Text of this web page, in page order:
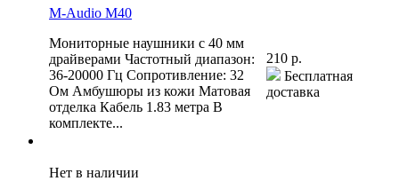
M-Audio M40
Мониторные наушники с 40 мм
драйверами Частотный диапазон:
36-20000 Гц Сопротивление: 32
Ом Амбушюры из кожи Матовая
отделка Кабель 1.83 метра В
комплекте...
210 р.
Бесплатная
доставка
Нет в наличии